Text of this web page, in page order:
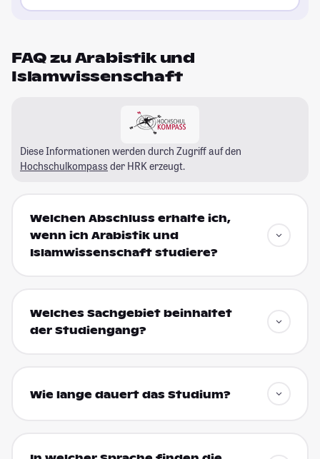
FAQ zu Arabistik und
Islamwissenschaft
Diese Informationen werden durch Zugriff auf den
Hochschulkompass der HRK erzeugt.
Welchen Abschluss erhalte ich,
wenn ich Arabistik und
Islamwissenschaft studiere?
Welches Sachgebiet beinhaltet
der Studiengang?
Wie lange dauert das Studium?